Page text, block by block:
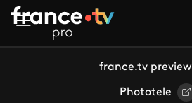
Aller au contenu principal
france.tv preview
Phototele